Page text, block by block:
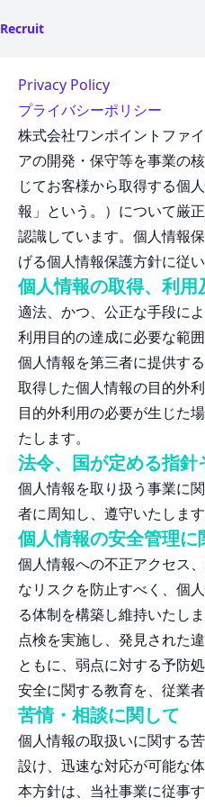
Recruit
Privacy Policy
プライバシーポリシー
株式会社ワンポイントファ
アの開発・保守等を事業の
じてお客様から取得する個
報」という。）について厳
認識しています。個人情報
げる個人情報保護方針に従
個人情報の取得、利用
適法、かつ、公正な手段に
利用目的の達成に必要な範
個人情報を第三者に提供す
取得した個人情報の目的外
目的外利用の必要が生じた
たします。
法令、国が定める指
個人情報を取り扱う事業に
者に周知し、遵守いたします
個人情報の安全管理に
個人情報への不正アクセス
なリスクを防止すべく、個
る体制を構築し維持いたしま
点検を実施し、発見された
ともに、弱点に対する予防
安全に関する教育を、従業
苦情・相談に関して
個人情報の取扱いに関する
設け、迅速な対応が可能な
本方針は、当社事業に従事